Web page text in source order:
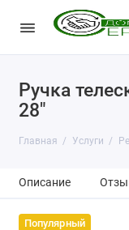
Ручка
28"
Главная Услуги
Описание
Популярный